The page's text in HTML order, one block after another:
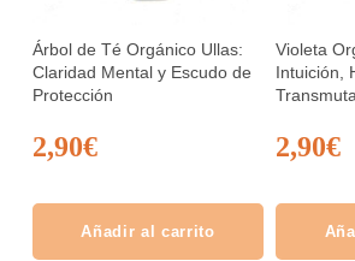
Árbol de Té Orgánico Ullas:
Claridad Mental y Escudo de
Protección
2,90€
Añadir al carrito
Violeta
Intuición,
2,90€